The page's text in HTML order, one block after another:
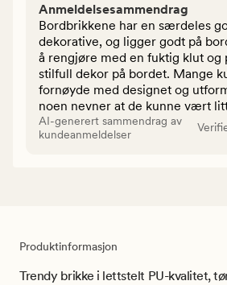
Anmeldelsesammendrag
Bordbrikkene har en særdeles
dekorative, og ligger godt på
å rengjøre med en fuktig klut og
stilfull dekor på bordet. Mange
fornøyde med designet og
noen nevner at de kunne vært
AI-generert sammendrag av
kundeanmeldelser
Produktinformasjon
Trendy brikke i lettstelt PU-kvalitet,